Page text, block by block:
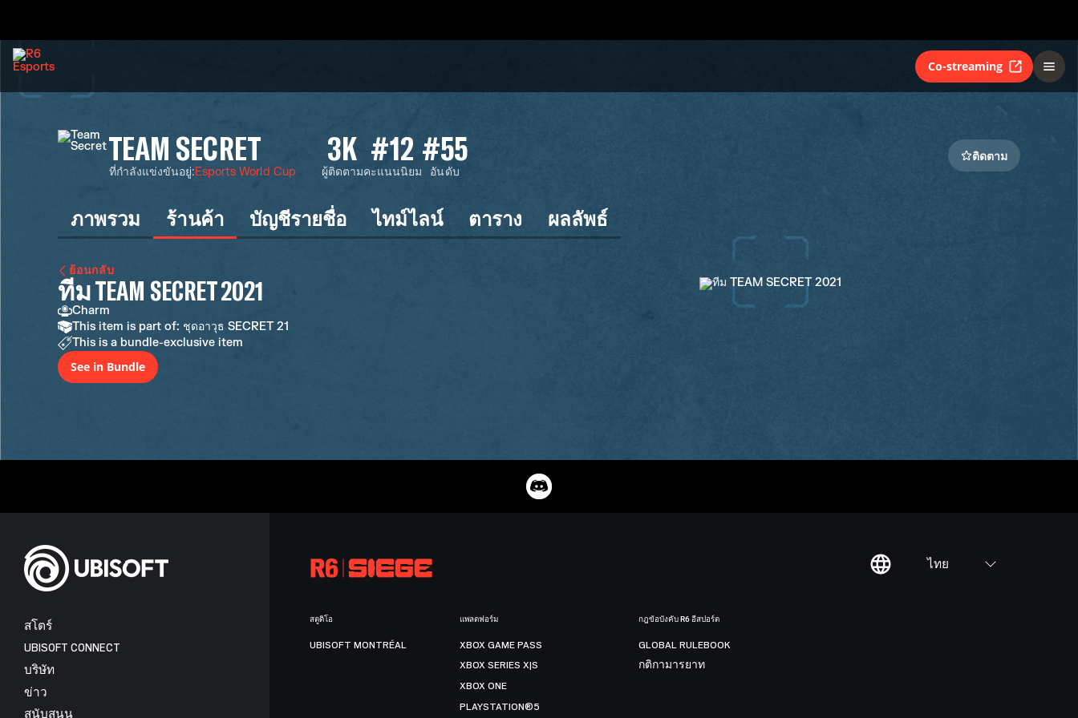
Co-streaming
TEAM SECRET
ที่กำลังแข่งขันอยู่:Esports World Cup
3K
ผู้ติดตาม
#12
คะแนนนิยม
#55
อันดับ
ติดตาม
ภาพรวม ร้านค้า บัญชีรายชื่อ ไทม์ไลน์ ตาราง ผลลัพธ์
ย้อนกลับ
ทีม TEAM SECRET 2021
Charm
This item is part of: ชุดอาวุธ SECRET 21
This is a bundle-exclusive item
See in Bundle
ไทย
สโตร์
UBISOFT CONNECT
บริษัท
ข่าว
สนับสนุน
สตูดิโอ
UBISOFT MONTRÉAL
แพลตฟอร์ม
XBOX GAME PASS
XBOX SERIES X|S
XBOX ONE
PLAYSTATION®5
กฎข้อบังคับ R6 อีสปอร์ต
GLOBAL RULEBOOK
กติกามารยาท